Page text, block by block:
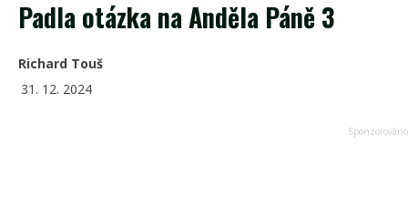
Padla otázka na Anděla Páně 3
Richard Touš
31. 12. 2024